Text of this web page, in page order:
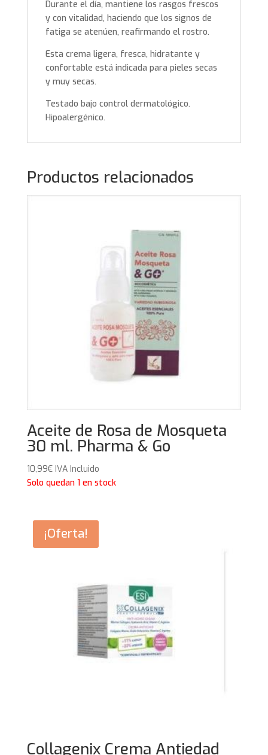
Durante el día, mantiene los rasgos frescos
y con vitalidad, haciendo que los signos de
fatiga se atenúen, reafirmando el rostro.
Esta crema ligera, fresca, hidratante y
confortable está indicada para pieles secas
y muy secas.
Testado bajo control dermatológico.
Hipoalergénico.
Productos relacionados
Aceite de Rosa de Mosqueta
30 ml. Pharma & Go
10,99€ IVA Incluido
Solo quedan 1 en stock
¡Oferta!
Collagenix Crema Antiedad